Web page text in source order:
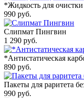
*Жидкость для
990 руб.
Слипмат Пингвин
1 290 руб.
*Антистатическая
890 руб.
Пакеты для раритета
990 руб.